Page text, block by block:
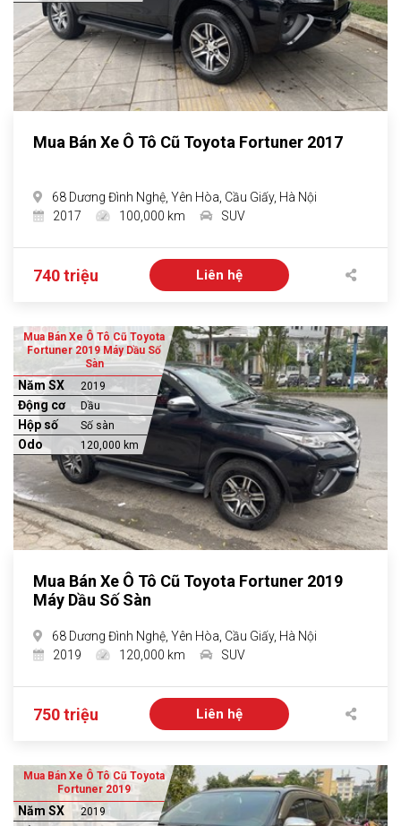
Mua Bán Xe Ô Tô Cũ Toyota Fortuner 2017
68 Dương Đình Nghệ, Yên Hòa, Cầu Giấy, Hà Nội
2017
100,000 km SUV
740 triệu Liên hệ
Mua Bán Xe Ô Tô Cũ Toyota
Fortuner 2019 Máy Dầu Số
Sàn
Năm SX 2019
Động cơ Dầu
Hộp số Số sàn
Odo 120,000 km
Mua Bán Xe Ô Tô Cũ Toyota Fortuner 2019
Máy Dầu Số Sàn
68 Dương Đình Nghệ, Yên Hòa, Cầu Giấy, Hà Nội
2019
120,000 km SUV
750 triệu Liên hệ
Mua Bán Xe Ô Tô Cũ Toyota
Fortuner 2019
Năm SX 2019